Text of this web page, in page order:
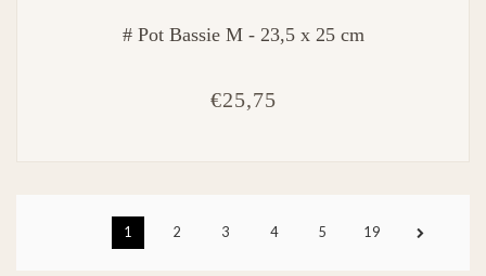
# Pot Bassie M - 23,5 x 25 cm
€25,75
1 2 3 4 5 19